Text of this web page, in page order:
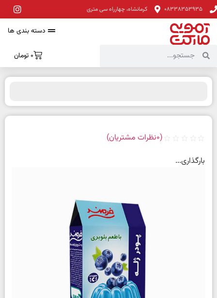
08338353935 کرمانشاه، چهارراه سی متری
دسته بندی ها
0 تومان
(
0نظرات مشتریان)
بارگذاری...